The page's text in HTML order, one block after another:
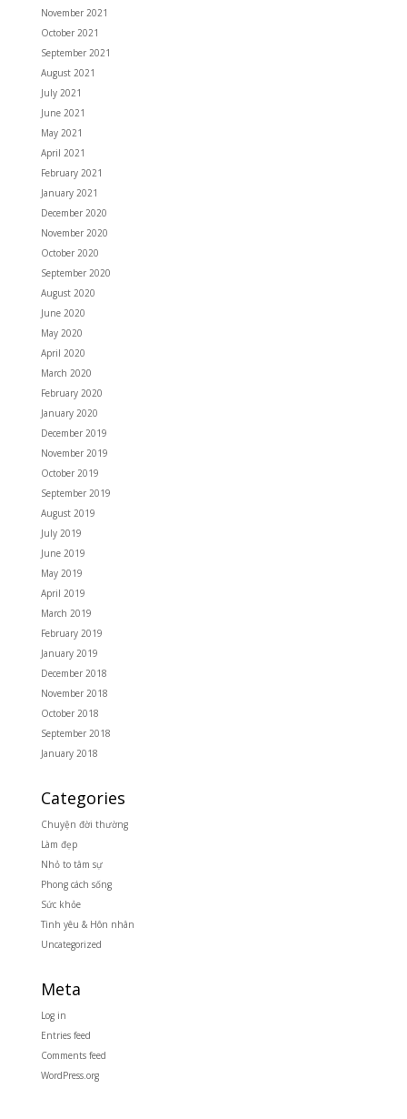
November 2021
October 2021
September 2021
August 2021
July 2021
June 2021
May 2021
April 2021
February 2021
January 2021
December 2020
November 2020
October 2020
September 2020
August 2020
June 2020
May 2020
April 2020
March 2020
February 2020
January 2020
December 2019
November 2019
October 2019
September 2019
August 2019
July 2019
June 2019
May 2019
April 2019
March 2019
February 2019
January 2019
December 2018
November 2018
October 2018
September 2018
January 2018
Categories
Chuyện đời thường
Làm đẹp
Nhỏ to tâm sự
Phong cách sống
Sức khỏe
Tình yêu & Hôn nhân
Uncategorized
Meta
Log in
Entries feed
Comments feed
WordPress.org